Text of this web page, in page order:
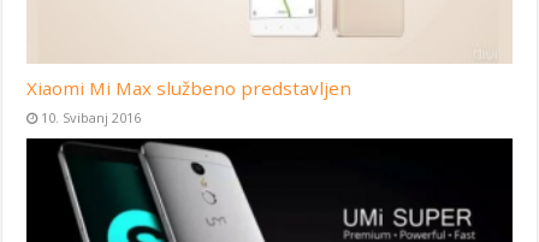
Xiaomi Mi Max službeno predstavljen
10. Svibanj 2016